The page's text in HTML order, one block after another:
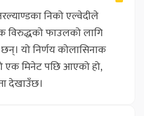
निको एल्वेदीले
विरुद्धको फाउलको लागि
यो निर्णय कोलासिनाक
एक मिनेट पछि आएको हो,
देखाउँछ।